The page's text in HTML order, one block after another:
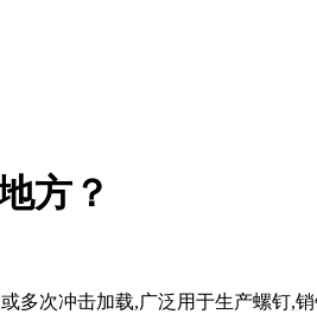
方？
多次冲击加载,广泛用于生产螺钉,